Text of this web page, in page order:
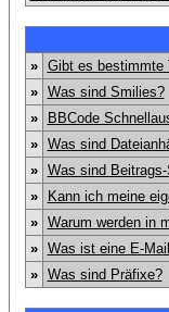
»
Gibt es bestimmte
»
Was sind Smilies?
»
BBCode
»
Was sind
»
Was sind
»
Kann ich meine
»
Warum werden in
»
Was ist eine E-
»
Was sind Präfixe?